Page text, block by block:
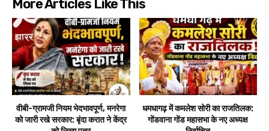
More Articles Like This
वीबी-ग्रामजी नियम भेदभावपूर्ण, मनरेगा
को जारी रखे सरकार: बृंदा करात ने केंद्र
धमधागढ़ में कमलेश सोरी का राजतिलक:
गोंडवाना गोंड महासभा के नए अध्यक्ष